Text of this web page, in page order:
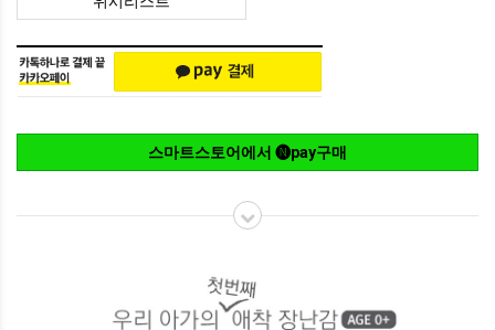
스마트스토어에서 🅝pay구매